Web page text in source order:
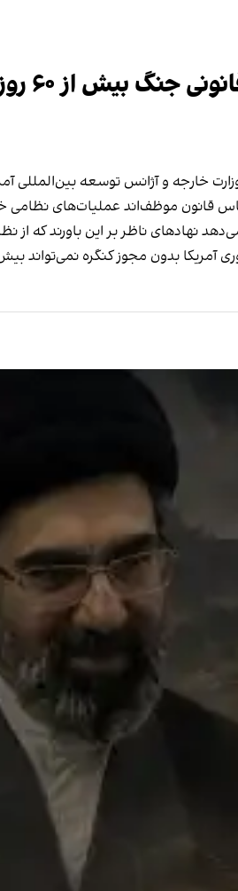
روز با ایران را آغاز کردند
خارجه و آژانس توسعه بین‌المللی
عملیات‌های نظامی خارجی را که بیش از ۶۰
این باورند که از نظر حقوقی، جنگ از زمان آغاز
بیش از ۶۰ روز نیروهای آمریکایی را در درگیری فعال نگه